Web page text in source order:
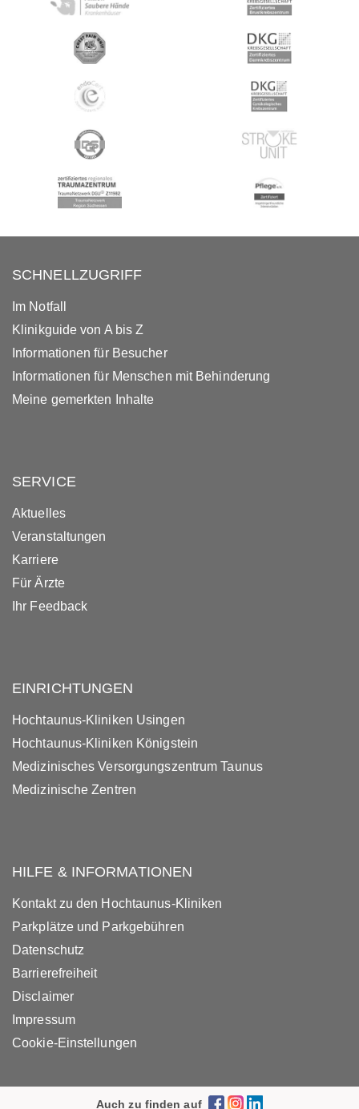
SCHNELLZUGRIFF
Im Notfall
Klinikguide von A bis Z
Informationen für Besucher
Informationen für Menschen mit Behinderung
Meine gemerkten Inhalte
SERVICE
Aktuelles
Veranstaltungen
Karriere
Für Ärzte
Ihr Feedback
EINRICHTUNGEN
Hochtaunus-Kliniken Usingen
Hochtaunus-Kliniken Königstein
Medizinisches Versorgungszentrum Taunus
Medizinische Zentren
HILFE & INFORMATIONEN
Kontakt zu den Hochtaunus-Kliniken
Parkplätze und Parkgebühren
Datenschutz
Barrierefreiheit
Disclaimer
Impressum
Cookie-Einstellungen
Auch zu finden auf